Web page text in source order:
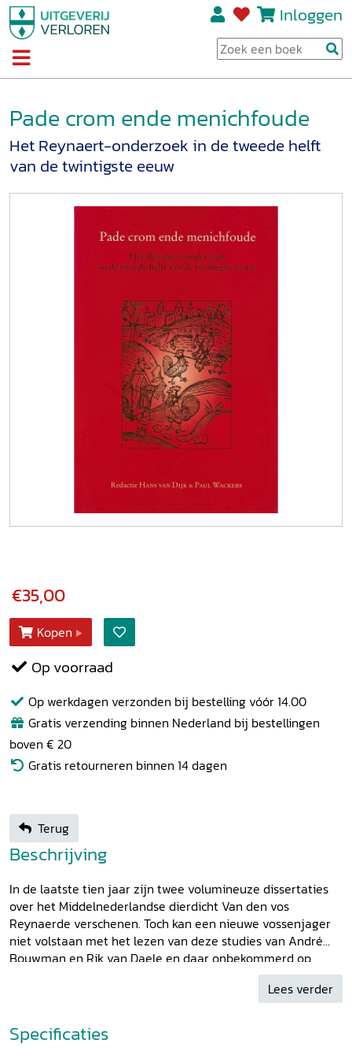
Inloggen
Pade crom ende menichfoude
Het Reynaert-onderzoek in de tweede helft
van de twintigste eeuw
€35,00
Kopen
Op voorraad
Op werkdagen verzonden bij bestelling vóór 14.00
Gratis verzending binnen Nederland bij bestellingen
boven € 20
Gratis retourneren binnen 14 dagen
Terug
Beschrijving
In de laatste tien jaar zijn twee volumineuze dissertaties
over het Middelnederlandse dierdicht Van den vos
Reynaerde verschenen. Toch kan een nieuwe vossenjager
niet volstaan met het lezen van deze studies van André
Bouwman en Rik van Daele en daar onbekommerd op
voortbouwen. Juist vanwege de kritiek van Jo Reynaert op
de eensgezindheid binnen het recente Reynaert-
schilderingvan de Reynaert-figuur en het anti-hoofse
karakter van het werk - is het zinvol te onderzoeken waar
Lees verder
Specificaties